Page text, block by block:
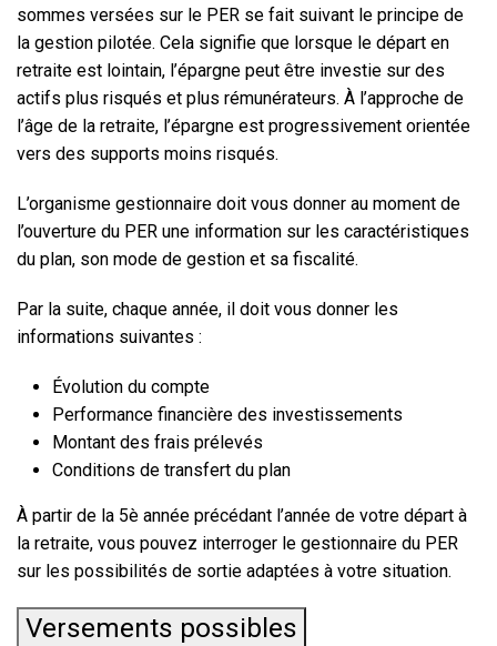
sommes versées sur le PER se fait suivant le principe de
la gestion pilotée. Cela signifie que lorsque le départ en
retraite est lointain, l’épargne peut être investie sur des
actifs plus risqués et plus rémunérateurs. À l’approche de
l’âge de la retraite, l’épargne est progressivement orientée
vers des supports moins risqués.
L’organisme gestionnaire doit vous donner au moment de
l’ouverture du PER une information sur les caractéristiques
du plan, son mode de gestion et sa fiscalité.
Par la suite, chaque année, il doit vous donner les
informations suivantes :
Évolution du compte
Performance financière des investissements
Montant des frais prélevés
Conditions de transfert du plan
À partir de la 5è année précédant l’année de votre départ à
la retraite, vous pouvez interroger le gestionnaire du PER
sur les possibilités de sortie adaptées à votre situation.
Versements possibles